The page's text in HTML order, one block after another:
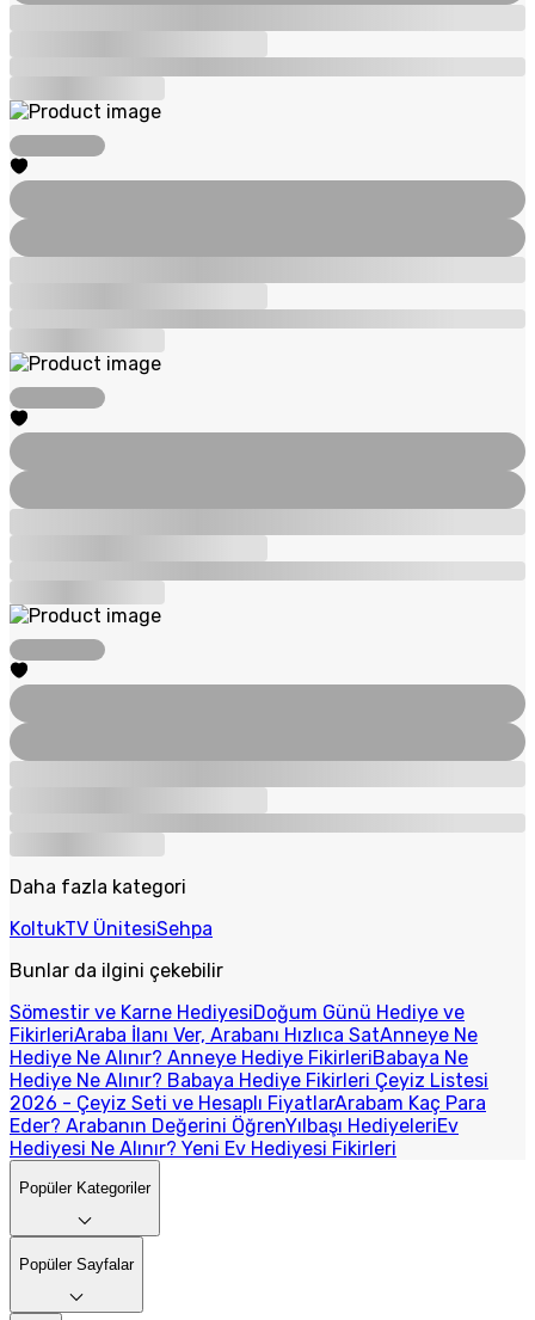
Daha fazla kategori
KoltukTV ÜnitesiSehpa
Bunlar da ilgini çekebilir
Sömestir ve Karne HediyesiDoğum Günü Hediye ve
FikirleriAraba İlanı Ver, Arabanı Hızlıca SatAnneye Ne
Hediye Ne Alınır? Anneye Hediye FikirleriBabaya Ne
Hediye Ne Alınır? Babaya Hediye Fikirleri Çeyiz Listesi
2026 - Çeyiz Seti ve Hesaplı FiyatlarArabam Kaç Para
Eder? Arabanın Değerini ÖğrenYılbaşı HediyeleriEv
Hediyesi Ne Alınır? Yeni Ev Hediyesi Fikirleri
Popüler Kategoriler
Popüler Sayfalar